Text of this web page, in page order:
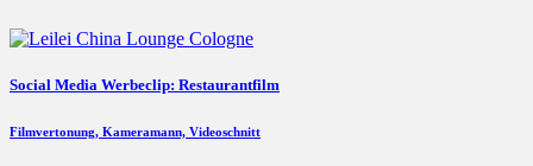
Social Media Werbeclip: Restaurantfilm
Filmvertonung, Kameramann, Videoschnitt